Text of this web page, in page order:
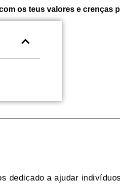
os teus valores e crenças
dedicado a ajudar